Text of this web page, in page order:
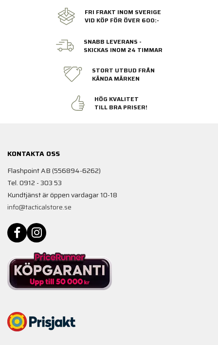
FRI FRAKT INOM SVERIGE
VID KÖP FÖR ÖVER 600:-
SNABB LEVERANS -
SKICKAS INOM 24 TIMMAR
STORT UTBUD FRÅN
KÄNDA MÄRKEN
HÖG KVALITET
TILL BRA PRISER!
KONTAKTA OSS
Flashpoint AB (556894-6262)
Tel. 0912 - 303 53
Kundtjänst är öppen vardagar 10-18
info@tacticalstore.se